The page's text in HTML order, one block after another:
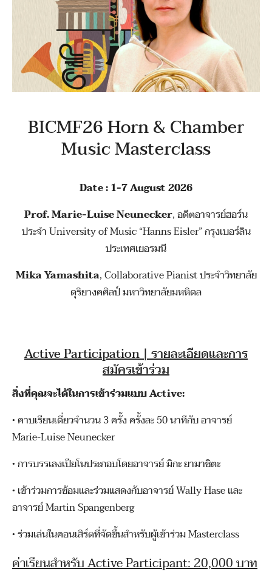
BICMF26 Horn & Chamber
Music Masterclass
Date : 1-7 August 2026
Prof. Marie-Luise Neunecker, อดีตอาจารย์ฮอร์น
ประจำ University of Music “Hanns Eisler” กรุงเบอร์ลิน
ประเทศเยอรมนี
Mika Yamashita, Collaborative Pianist ประจำวิทยาลัย
ดุริยางคศิลป์ มหาวิทยาลัยมหหิดล
Active Participation | รายละเอียดและการ
สมัครเข้าร่วม
สิ่งที่คุณจะได้ในการเข้าร่วมแบบ Active:
•คาบเรียนเดี่ยวจำนวน 3 ครั้ง ครั้งละ 50 นาทีกับ อาจารย์
Marie-Luise Neunecker
•การบรรเลงเปียโนประกอบโดยอาจารย์ มิกะ ยามาชิตะ
• เข้าร่วมการซ้อมและร่วมแสดงกับอาจารย์ Wally Hase และ
อาจารย์ Martin Spangenberg
•ร่วมเล่นในคอนเสิร์ตที่จัดขึ้นสำหรับผู้เข้าร่วม Masterclass
ค่าเรียนสำหรับ Active Participant: 20,000 บาท